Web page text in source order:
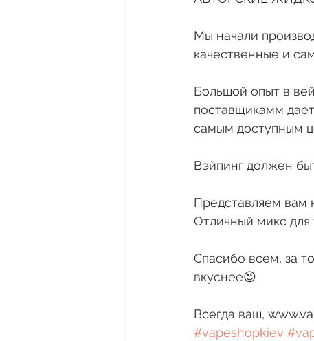
Мы начали
качественные и
Большой опыт в
поставщикамм
самым доступным
Вэйпинг должен
Представляем вам
Отличный микс для
Спасибо всем, за
вкуснее😉
Всегда ваш,
#vapeshopkiev